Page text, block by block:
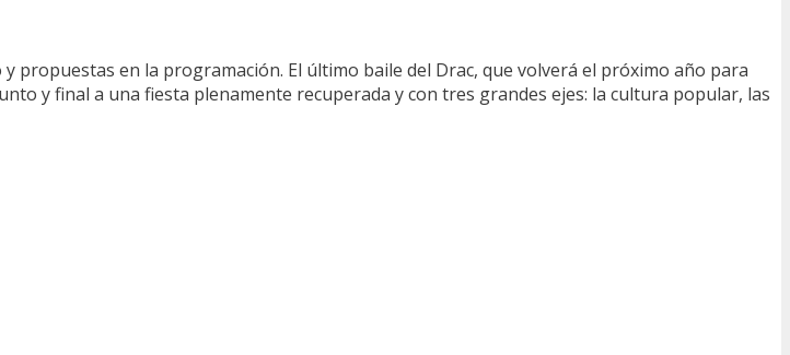
propuestas en la programación. El último baile del Drac, que volverá el próximo año para
y final a una fiesta plenamente recuperada y con tres grandes ejes: la cultura popular, las